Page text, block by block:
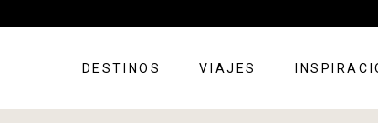
DESTINOS VIAJES